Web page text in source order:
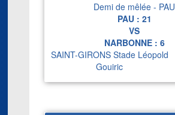
Demi de mêlée - PAU
PAU : 21
VS
NARBONNE : 6
SAINT-GIRONS Stade Léopold
Gouiric